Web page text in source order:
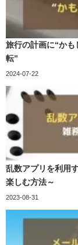
旅行の計画に“かも
転”
2024-07-22
乱数アプリを利用
楽しむ方法～
2023-08-31